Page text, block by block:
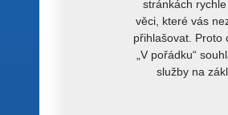
stránkách
věci, které vás
přihlašovat. Proto
„V pořádku“
služby na